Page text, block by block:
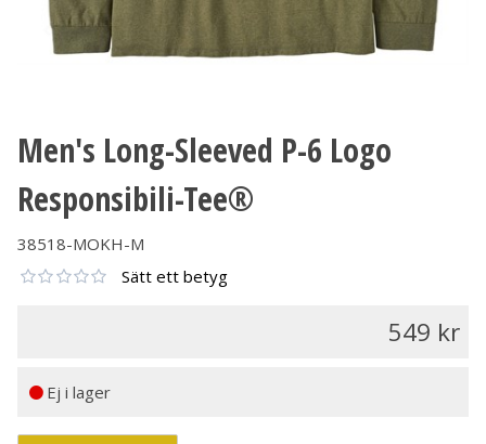
Men's Long-Sleeved P-6 Logo
Responsibili-Tee®
38518-MOKH-M
Sätt ett betyg
549
Ej i lager